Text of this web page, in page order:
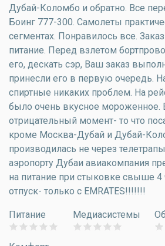
Дубай-Коломбо и обратно. Все
Боинг 777-300. Самолеты
сегментах. Понравилось все.
питание. Перед взлетом
его, дескать сэр, Ваш заказ
принесли его в первую очередь.
спиртные никаких проблем. На
было очень вкусное мороженное.
отрицательный момент- то что
кроме Москва-Дубай и Дубай-
производилась не через
аэропорту Дубаи авиакомпания
на питание при стыковке свыше
отпуск- только с EMRATES!!!!!!!
Питание Медиасистемы